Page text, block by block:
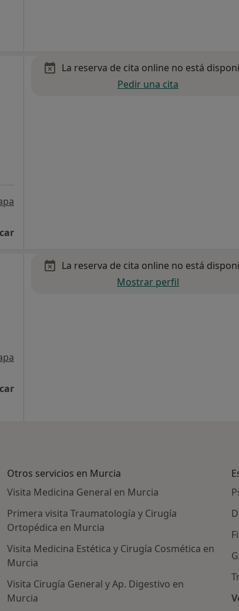
La reserva de cita online no está
Pedir una cita
La reserva de cita online no está
Mostrar perfil
Otros servicios en Murcia
Visita Medicina General en Murcia
Primera visita Traumatología y Cirugía
Ortopédica en Murcia
Visita Medicina Estética y Cirugía Cosmética en
Murcia
Visita Cirugía General y Ap. Digestivo en
Murcia